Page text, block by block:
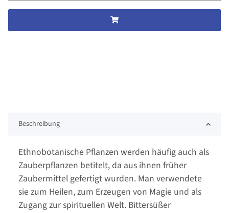
Beschreibung
Ethnobotanische Pflanzen werden häufig auch als
Zauberpflanzen betitelt, da aus ihnen früher
Zaubermittel gefertigt wurden. Man verwendete
sie zum Heilen, zum Erzeugen von Magie und als
Zugang zur spirituellen Welt. Bittersüßer